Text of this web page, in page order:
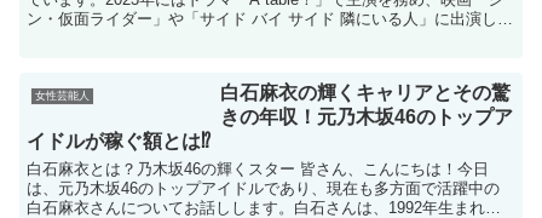
ン・仮面ライダー」や「サイド バイ サイド 隣にいる人」に出演しま
女性芸能人
白石麻衣の輝くキャリアとその驚
きの年収！元乃木坂46のトップア
イドルが稼ぐ額とは⁉
白石麻衣とは？乃木坂46の輝くスター 皆さん、こんにちは！今日
は、元乃木坂46のトップアイドルであり、現在も多方面で活躍中の
白石麻衣さんについてお話しします。白石さんは、1992年生まれの